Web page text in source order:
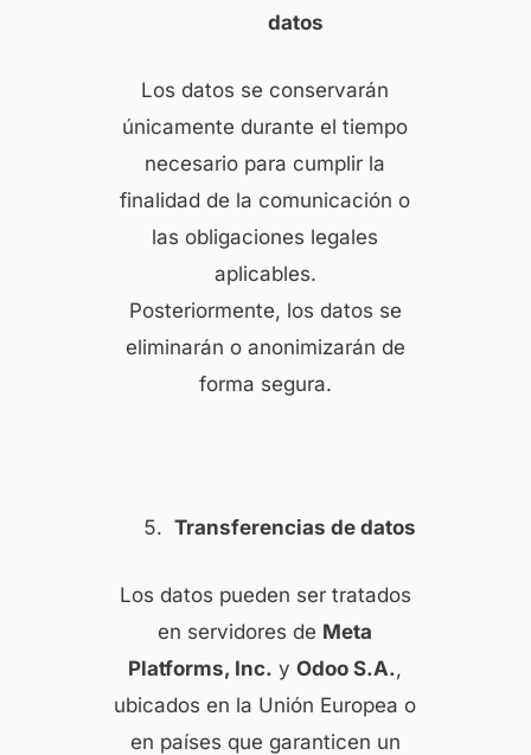
datos
Los datos se conservarán
únicamente durante el tiempo
necesario para cumplir la
finalidad de la comunicación o
las obligaciones legales
aplicables.
Posteriormente, los datos se
eliminarán o anonimizarán de
forma segura.
Transferencias de datos
Los datos pueden ser tratados
en servidores de Meta
Platforms, Inc. yOdoo S.A.,
ubicados en la Unión Europea o
en países que garanticen un